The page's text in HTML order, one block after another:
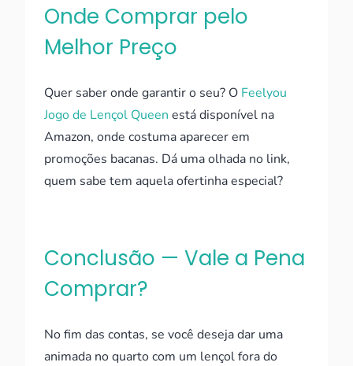
Onde Comprar pelo
Melhor Preço
Quer saber onde garantir o seu? O Feelyou
Jogo de Lençol Queen está disponível na
Amazon, onde costuma aparecer em
promoções bacanas. Dá uma olhada no link,
quem sabe tem aquela ofertinha especial?
Conclusão — Vale a Pena
Comprar?
No fim das contas, se você deseja dar uma
animada no quarto com um lençol fora do